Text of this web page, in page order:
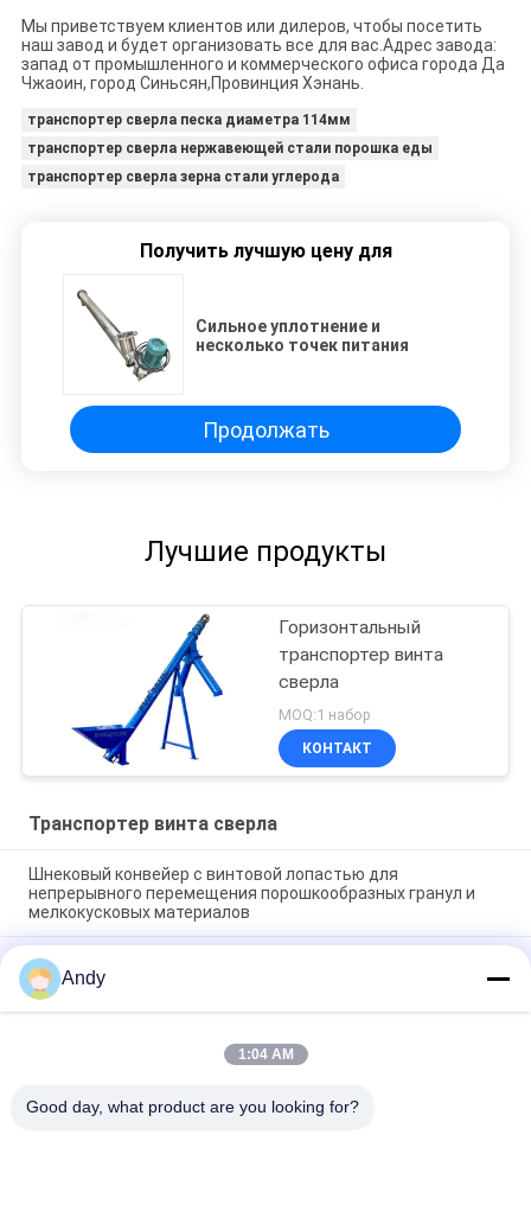
Мы приветствуем клиентов или дилеров, чтобы посетить
наш завод и будет организовать все для вас.Адрес завода:
запад от промышленного и коммерческого офиса города Да
Чжаоин, город Синьсян,Провинция Хэнань.
транспортер сверла песка диаметра 114мм
транспортер сверла нержавеющей стали порошка еды
транспортер сверла зерна стали углерода
Получить лучшую цену для
Сильное уплотнение и
несколько точек питания
Продолжать
Лучшие продукты
Горизонтальный
транспортер винта
сверла
MOQ:1 набор
КОНТАКТ
Транспортер винта сверла
Шнековый конвейер с винтовой лопастью для
непрерывного перемещения порошкообразных гранул и
мелкокусковых материалов
Шнековый конвейер с винтовой лопастью для
непрерывного перемещения порошкообразных гранул и
мелкокусковых материалов
Шнековый конвейер - непрерывное транспортирующее
оборудование, использующее спиральные лопасти для
Andy
1:04 AM
Good day, what product are you looking for?